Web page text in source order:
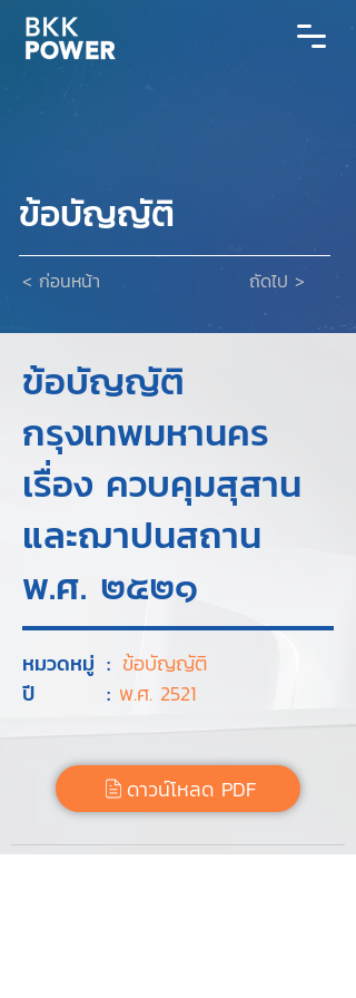
ข้อบัญญัติ
กรุงเทพมหานคร
เรื่อง ควบคุมสุสาน
และฌาปนสถาน
พ.ศ. ๒๕๒๑
หมวดหมู่
ปี
:
:
ข้อบัญญัติ
พ.ศ. 2521
ดาวน์โหลด PDF
ข้อบัญญัติ
< ก่อนหน้า ถัดไป >